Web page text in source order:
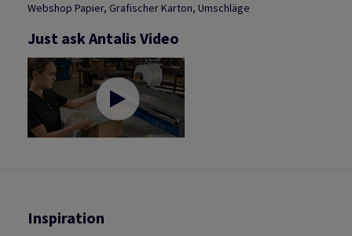
Webshop Papier, Grafischer Karton, Umschläge
Just ask Antalis Video
Inspiration